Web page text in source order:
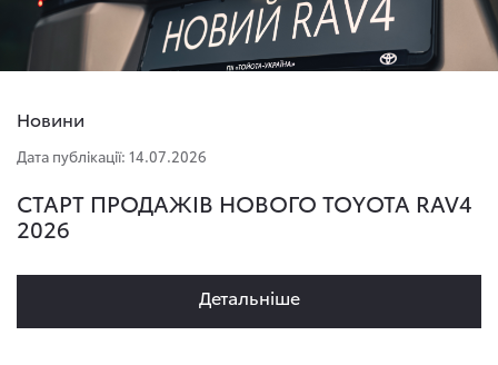
Новини
Дата публікації: 14.07.2026
СТАРТ ПРОДАЖІВ НОВОГО TOYOTA RAV4
2026
Детальнiше